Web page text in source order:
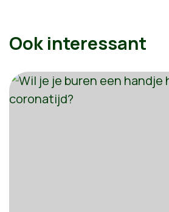
Ook interessant